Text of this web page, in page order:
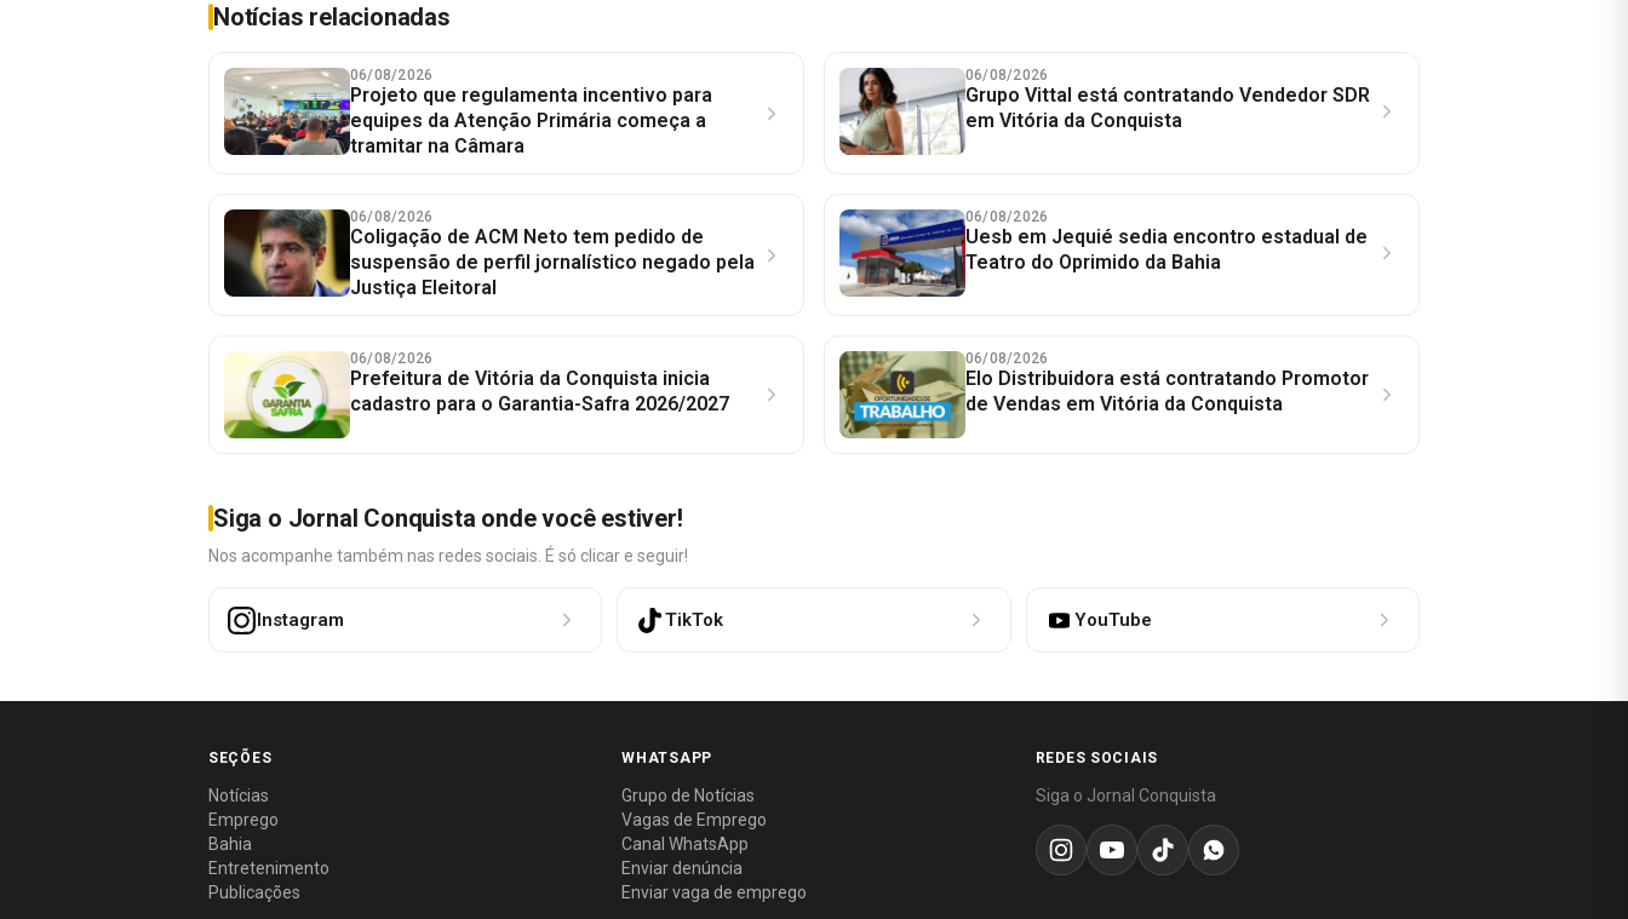
Notícias relacionadas
06/08/2026
Projeto que regulamenta incentivo para
equipes da Atenção Primária começa a
tramitar na Câmara
06/08/2026
Grupo Vittal está contratando Vendedor SDR
em Vitória da Conquista
06/08/2026
Coligação de ACM Neto tem pedido de
suspensão de perfil jornalístico negado pela
Justiça Eleitoral
06/08/2026
Uesb em Jequié sedia encontro estadual de
Teatro do Oprimido da Bahia
06/08/2026
Prefeitura de Vitória da Conquista inicia
cadastro para o Garantia-Safra 2026/2027
06/08/2026
Elo Distribuidora está contratando Promotor
de Vendas em Vitória da Conquista
Siga o Jornal Conquista onde você estiver!
Nos acompanhe também nas redes sociais. É só clicar e seguir!
Instagram TikTok YouTube
SEÇÕES
Notícias
Emprego
Bahia
Entretenimento
Publicações
WHATSAPP
Grupo de Notícias
Vagas de Emprego
Canal WhatsApp
Enviar denúncia
Enviar vaga de emprego
REDES SOCIAIS
Siga o Jornal Conquista